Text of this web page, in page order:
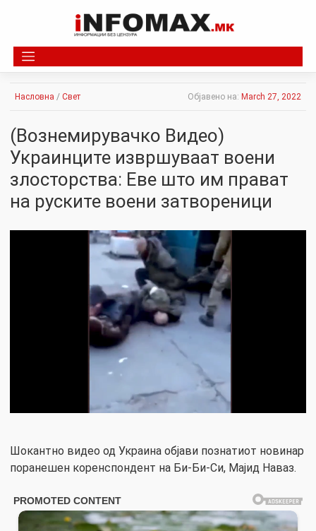
Насловна / Свет Објавено на: March 27, 2022
(Вознемирувачко Видео)
Украинците извршуваат воени
злосторства: Еве што им прават
на руските воени затвореници
Шокантно видео од Украина објави познатиот новинар
поранешен коренспондент на Би-Би-Си, Мајид Наваз.